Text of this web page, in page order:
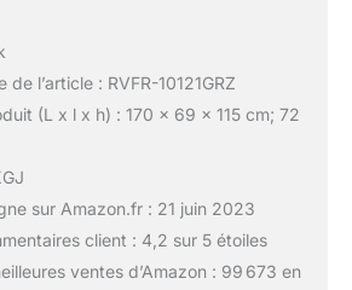
l’article : RVFR-10121GRZ
(L x l x h) : 170 x 69 x 115 cm; 72
sur Amazon.fr : 21 juin 2023
client : 4,2 sur 5 étoiles
ventes d’Amazon : 99 673 en